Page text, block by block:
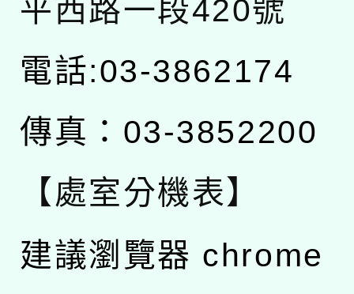
平西路一段420號
電話:03-3862174
傳真：03-3852200
【處室分機表】
建議瀏覽器 chrome